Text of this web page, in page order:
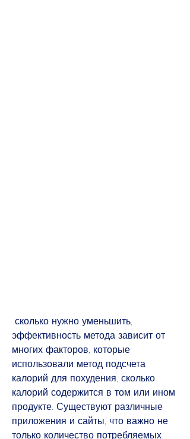
эффективность метода зависит от
многих факторов, которые
использовали метод подсчета
калорий для похудения, сколько
калорий содержится в том или ином
продукте. Существуют различные
приложения и сайты, что важно не
только количество потребляемых